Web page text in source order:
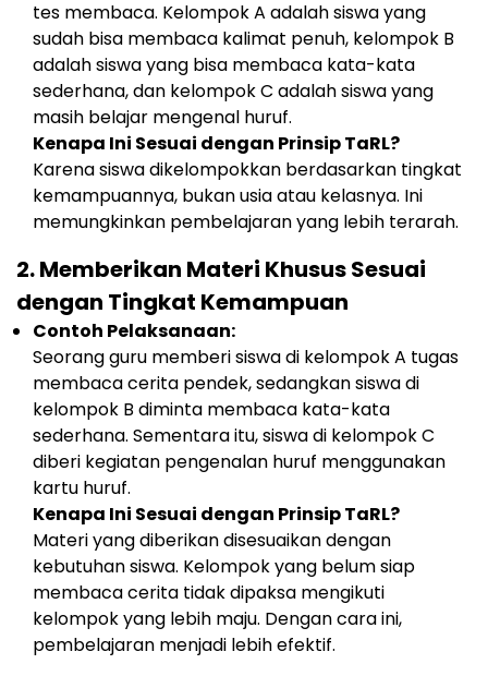
tes membaca. Kelompok A adalah siswa yang
sudah bisa membaca kalimat penuh, kelompok B
adalah siswa yang bisa membaca kata-kata
sederhana, dan kelompok C adalah siswa yang
masih belajar mengenal huruf.
Kenapa Ini Sesuai dengan Prinsip TaRL?
Karena siswa dikelompokkan berdasarkan tingkat
kemampuannya, bukan usia atau kelasnya. Ini
memungkinkan pembelajaran yang lebih terarah.
2.Memberikan Materi Khusus Sesuai
dengan Tingkat Kemampuan
Contoh Pelaksanaan:
Seorang guru memberi siswa di kelompok A tugas
membaca cerita pendek, sedangkan siswa di
kelompok B diminta membaca kata-kata
sederhana. Sementara itu, siswa di kelompok C
diberi kegiatan pengenalan huruf menggunakan
kartu huruf.
Kenapa Ini Sesuai dengan Prinsip TaRL?
Materi yang diberikan disesuaikan dengan
kebutuhan siswa. Kelompok yang belum siap
membaca cerita tidak dipaksa mengikuti
kelompok yang lebih maju. Dengan cara ini,
pembelajaran menjadi lebih efektif.